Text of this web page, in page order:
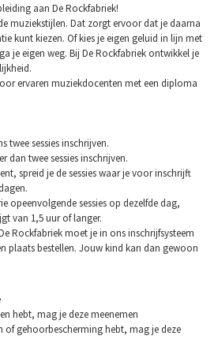
aan De Rockfabriek!
muziekstijlen. Dat zorgt ervoor dat je daarna
kunt kiezen. Of kies je eigen geluid in lijn met
je eigen weg. Bij De Rockfabriek ontwikkel je
ervaren muziekdocenten met een diploma
twee sessies inschrijven.
dan twee sessies inschrijven.
spreid je de sessies waar je voor inschrijft
opeenvolgende sessies op dezelfde dag,
van 1,5 uur of langer.
Rockfabriek moet je in ons inschrijfsysteem
plaats bestellen. Jouw kind kan dan gewoon
hebt, mag je deze meenemen
of gehoorbescherming hebt, mag je deze